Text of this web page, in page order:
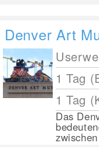
Denver Art
1 Tag
1 Tag
Das